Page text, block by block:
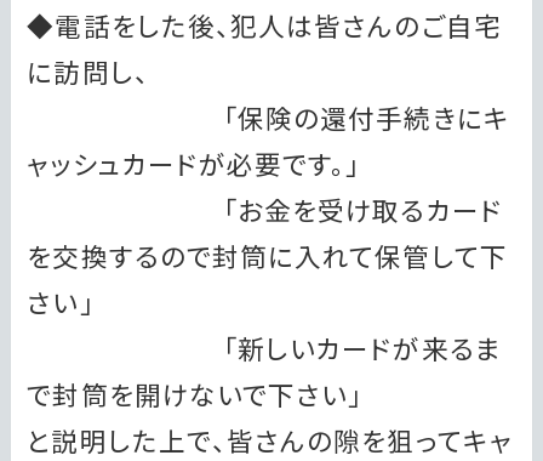
◆電話をした後、犯人は皆さんのご自宅
に訪問し、
「保険の還付手続きにキ
ャッシュカードが必要です。」
「お金を受け取るカード
を交換するので封筒に入れて保管して下
さい」
「新しいカードが来るま
で封筒を開けないで下さい」
と説明した上で、皆さんの隙を狙ってキャ